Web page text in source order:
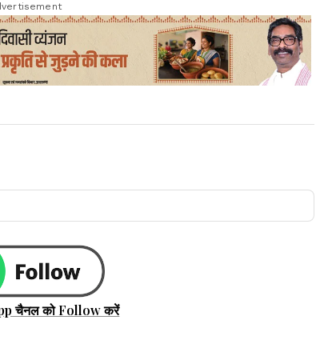
चैनल को Follow करें